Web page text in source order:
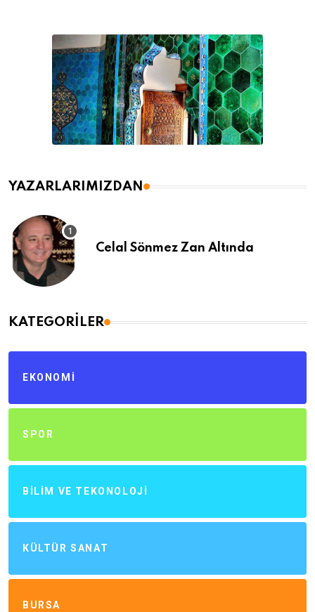
YAZARLARIMIZDAN
Celal Sönmez Zan Altında
KATEGORILER
EKONOMI
SPOR
BILIM VE TEKONOLOJI
KÜLTÜR SANAT
BURSA